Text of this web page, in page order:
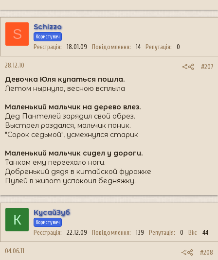
S Schizzo
Користувач
Реєстрація 18.01.09 Повідомлення 14 Репутація 0
28.12.10 #207
Девочка Юля купаться пошла.
Летом нырнула, весною всплыла
Маленький мальчик на дерево влез.
Дед Пантелей зарядил свой обрез.
Выстрел раздался, мальчик поник.
"Сорок седьмой", усмехнулся старик
Маленький мальчик сидел у дороги.
Танком ему переехало ноги.
Добренький дядя в китайской фуражке
Пулей в живот успокоил бедняжку.
К КусайЗуб
Користувач
Реєстрація 22.12.09 Повідомлення 139 Репутація 0 Вік 44
04.06.11 #208